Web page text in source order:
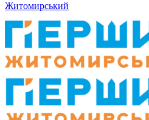
Житомирський